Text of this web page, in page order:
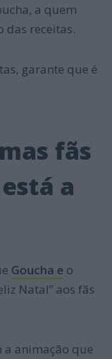
a quem
das receitas.
garante que é
fãs
a
Goucha e o
Natal” aos fãs
a animação que